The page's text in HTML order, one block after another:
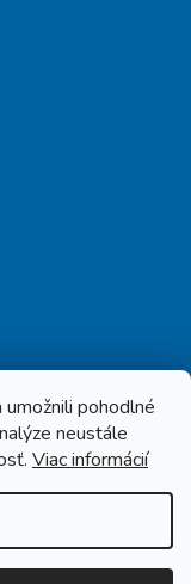
pohodlné
neustále
Viac informácií
práva vyhradené.